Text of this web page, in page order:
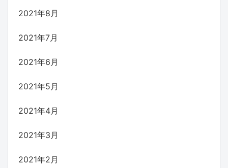
2021年8月
2021年7月
2021年6月
2021年5月
2021年4月
2021年3月
2021年2月